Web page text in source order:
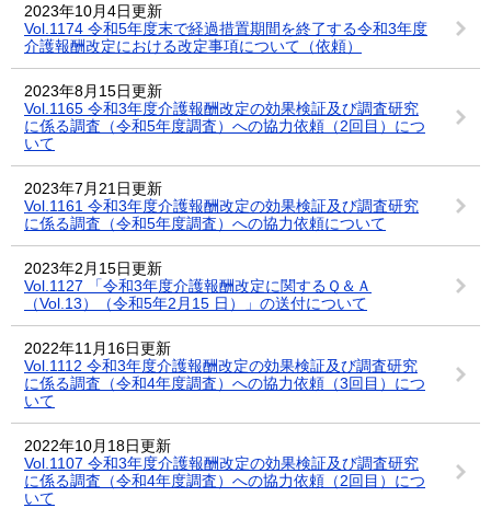
2023年10月4日更新
Vol.1174 令和5年度末で経過措置期間を終了する令和3年度
介護報酬改定における改定事項について（依頼）
2023年8月15日更新
Vol.1165 令和3年度介護報酬改定の効果検証及び調査研究
に係る調査（令和5年度調査）への協力依頼（2回目）につ
いて
2023年7月21日更新
Vol.1161 令和3年度介護報酬改定の効果検証及び調査研究
に係る調査（令和5年度調査）への協力依頼について
2023年2月15日更新
Vol.1127 「令和3年度介護報酬改定に関するＱ＆Ａ
（Vol.13）（令和5年2月15 日）」の送付について
2022年11月16日更新
Vol.1112 令和3年度介護報酬改定の効果検証及び調査研究
に係る調査（令和4年度調査）への協力依頼（3回目）につ
いて
2022年10月18日更新
Vol.1107 令和3年度介護報酬改定の効果検証及び調査研究
に係る調査（令和4年度調査）への協力依頼（2回目）につ
いて